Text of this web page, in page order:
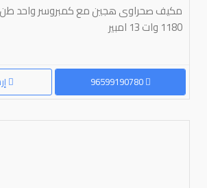
1180 وات 13 امبير
96599190780